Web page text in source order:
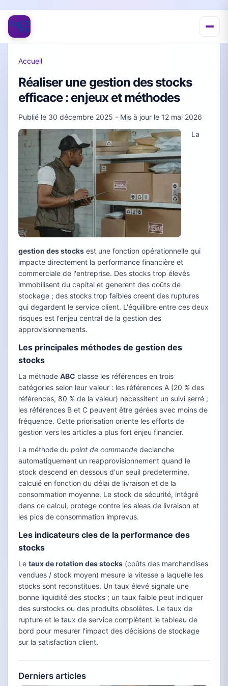
Accueil
Réaliser une gestion des stocks
efficace : enjeux et méthodes
Publié le 30 décembre 2025 - Mis à jour le 12 mai 2026
La
gestion des stocks est une fonction opérationnelle qui
impacte directement la performance financière et
commerciale de l'entreprise. Des stocks trop élevés
immobilisent du capital et generent des coûts de
stockage ; des stocks trop faibles creent des ruptures
qui degardent le service client. L'équilibre entre ces deux
risques est l'enjeu central de la gestion des
approvisionnements.
Les principales méthodes de gestion des
stocks
La méthode ABC classe les références en trois
catégories selon leur valeur : les références A (20 % des
références, 80 % de la valeur) necessitent un suivi serré ;
les références B et C peuvent être gérées avec moins de
fréquence. Cette priorisation oriente les efforts de
gestion vers les articles a plus fort enjeu financier.
La méthode du point de commande declanche
automatiquement un reapprovisionnement quand le
stock descend en dessous d'un seuil predetermine,
calculé en fonction du délai de livraison et de la
consommation moyenne. Le stock de sécurité, intégré
dans ce calcul, protege contre les aleas de livraison et
les pics de consommation imprevus.
Les indicateurs cles de la performance des
stocks
Le taux de rotation des stocks (coûts des marchandises
vendues / stock moyen) mesure la vitesse a laquelle les
stocks sont reconstitues. Un taux élevé signale une
bonne liquidité des stocks ; un taux faible peut indiquer
des surstocks ou des produits obsolètes. Le taux de
rupture et le taux de service complètent le tableau de
bord pour mesurer l'impact des décisions de stockage
sur la satisfaction client.
Derniers articles